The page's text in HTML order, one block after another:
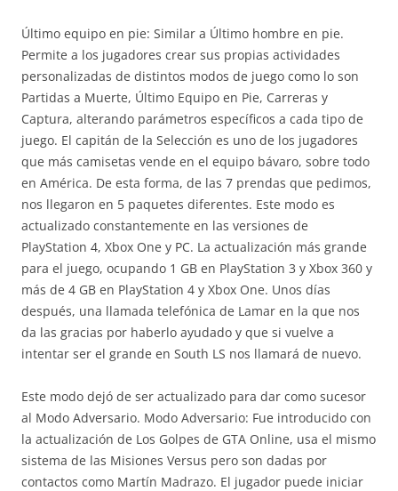
Último equipo en pie: Similar a Último hombre en pie.
Permite a los jugadores crear sus propias actividades
personalizadas de distintos modos de juego como lo son
Partidas a Muerte, Último Equipo en Pie, Carreras y
Captura, alterando parámetros específicos a cada tipo de
juego. El capitán de la Selección es uno de los jugadores
que más camisetas vende en el equipo bávaro, sobre todo
en América. De esta forma, de las 7 prendas que pedimos,
nos llegaron en 5 paquetes diferentes. Este modo es
actualizado constantemente en las versiones de
PlayStation 4, Xbox One y PC. La actualización más grande
para el juego, ocupando 1 GB en PlayStation 3 y Xbox 360 y
más de 4 GB en PlayStation 4 y Xbox One. Unos días
después, una llamada telefónica de Lamar en la que nos
da las gracias por haberlo ayudado y que si vuelve a
intentar ser el grande en South LS nos llamará de nuevo.
Este modo dejó de ser actualizado para dar como sucesor
al Modo Adversario. Modo Adversario: Fue introducido con
la actualización de Los Golpes de GTA Online, usa el mismo
sistema de las Misiones Versus pero son dadas por
contactos como Martín Madrazo. El jugador puede iniciar